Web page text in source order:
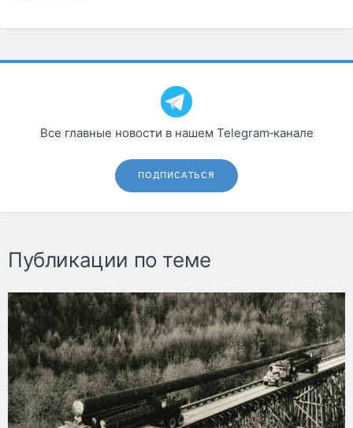
Все главные новости в нашем Telegram‑канале
ПОДПИСАТЬСЯ
Публикации по теме